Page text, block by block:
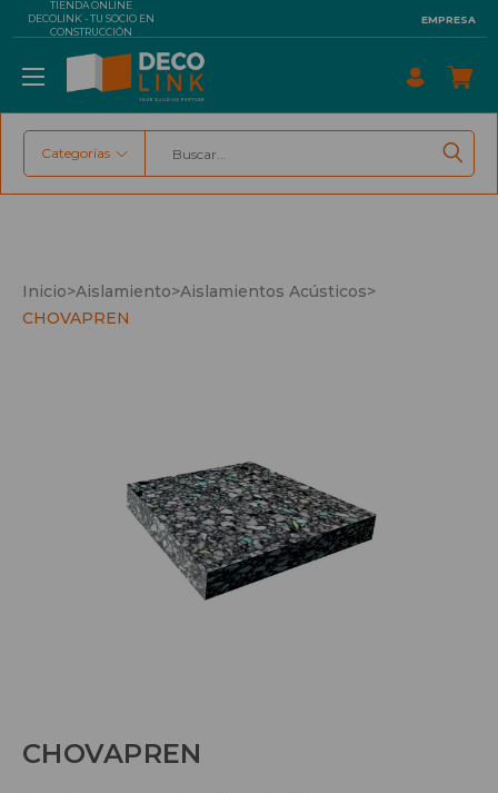
TIENDA ONLINE
DECOLINK - TU SOCIO EN
CONSTRUCCIÓN
EMPRESA
Buscar
Categorías
Inicio>Aislamiento>Aislamientos Acústicos>
CHOVAPREN
CHOVAPREN